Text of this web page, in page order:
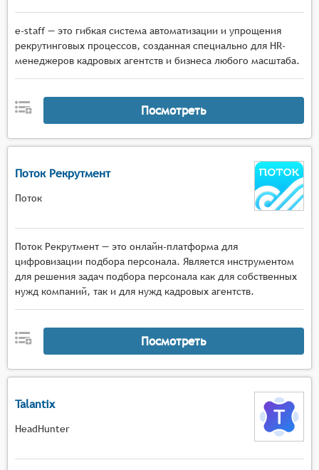
e-staff — это гибкая система автоматизации и упрощения
рекрутинговых процессов, созданная специально для HR-
менеджеров кадровых агентств и бизнеса любого масштаба.
Посмотреть
Поток Рекрутмент
Поток
Поток Рекрутмент — это онлайн-платформа для
цифровизации подбора персонала. Является инструментом
для решения задач подбора персонала как для собственных
нужд компаний, так и для нужд кадровых агентств.
Посмотреть
Talantix
HeadHunter